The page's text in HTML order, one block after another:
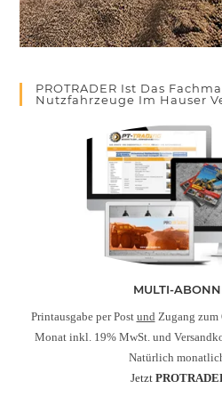
PROTRADER Ist Das
Nutzfahrzeuge Im Hauser
MULTI-
Printausgabe per Post und Zugang
Monat inkl. 19% MwSt. und
Natürlich
Jetzt